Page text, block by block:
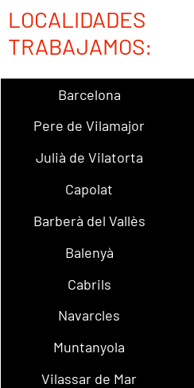
TRABAJAMOS:
Barcelona
Pere de Vilamajor
Julià de Vilatorta
Capolat
Barberà del Vallès
Balenyà
Cabrils
Navarcles
Muntanyola
Vilassar de Mar